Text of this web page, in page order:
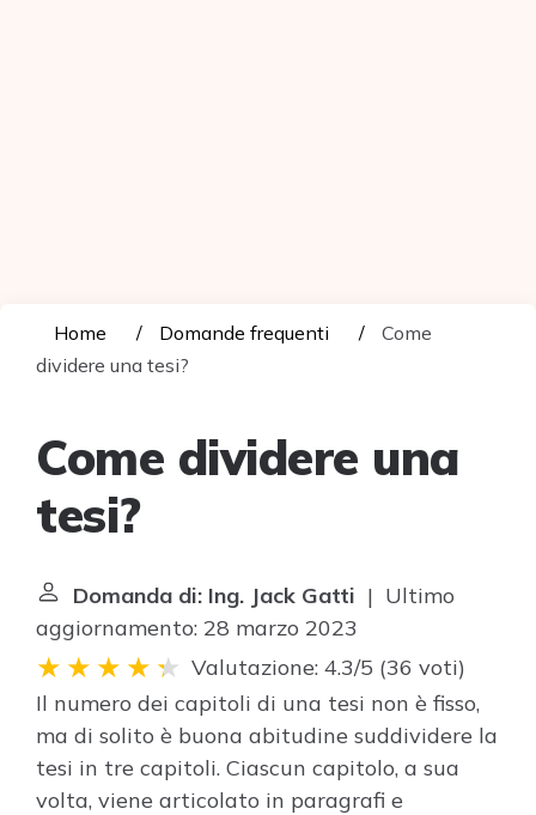
Home Domande frequenti
Come
dividere una tesi?
Come dividere una
tesi?
Domanda di: Ing. Jack Gatti | Ultimo
aggiornamento: 28 marzo 2023
Valutazione: 4.3/5 (36 voti)
Il numero dei capitoli di una tesi non è fisso,
ma di solito è buona abitudine suddividere la
tesi in tre capitoli. Ciascun capitolo, a sua
volta, viene articolato in paragrafi e